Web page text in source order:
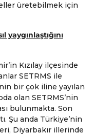
üretebilmek için
yaygınlaştığını
Kızılay ilçesinde
SETRMS ile
bir çok iline yayılan
olan SETRMS’nin
bulunmakta. Son
Şu anda Türkiye’nin
Diyarbakır illerinde